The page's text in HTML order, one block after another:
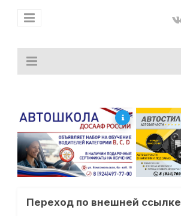
Переход по внешней ссылке